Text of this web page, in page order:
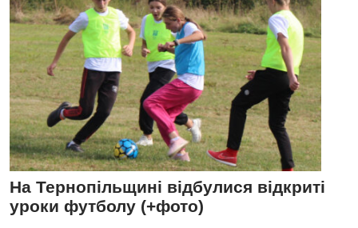
На Тернопільщині відбулися відкриті
уроки футболу (+фото)